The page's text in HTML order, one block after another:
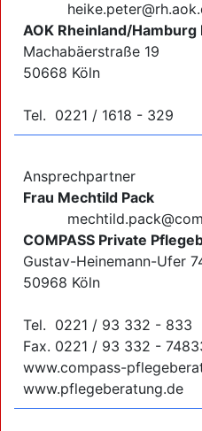
AOK Rheinland/
Machabäerstraße 19
50668 Köln
Tel. 0221 / 1618 - 329
Ansprechpartner
Frau Mechtild Pack
COMPASS Private
Gustav-Heinemann-Ufer
50968 Köln
Tel. 0221 / 93 332 - 833
Fax. 0221 / 93 332 -
www.compass-
www.pflegeberatung.de